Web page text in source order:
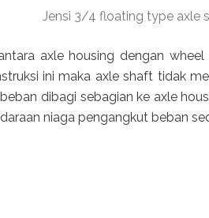
Jensi 3/4 floating type axle
axle housing dengan
ini maka axle shaft tidak
dibagi sebagian ke axle
niaga pengangkut beban